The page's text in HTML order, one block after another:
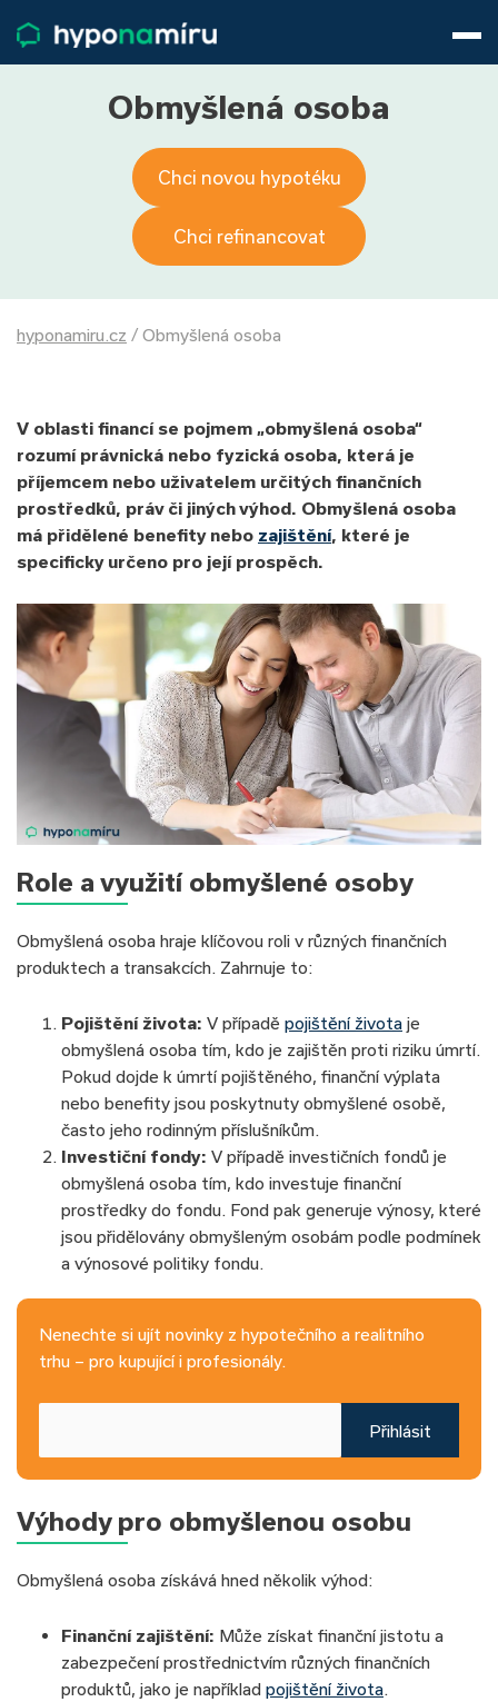
Životní pojištění
Pojištění nemovitosti
O nás
800 688 388
Přihlásit
Obmyšlená osoba
Chci novou hypotéku
Chci refinancovat
hyponamiru.cz / Obmyšlená osoba
V oblasti financí se pojmem „obmyšlená osoba“
rozumí právnická nebo fyzická osoba, která je
příjemcem nebo uživatelem určitých finančních
prostředků, práv či jiných výhod. Obmyšlená osoba
má přidělené benefity nebo zajištění, které je
specificky určeno pro její prospěch.
Role a využití obmyšlené osoby
Obmyšlená osoba hraje klíčovou roli v různých finančních
produktech a transakcích. Zahrnuje to:
Pojištění života: V případě pojištění života je
obmyšlená osoba tím, kdo je zajištěn proti riziku úmrtí.
Pokud dojde k úmrtí pojištěného, finanční výplata
nebo benefity jsou poskytnuty obmyšlené osobě,
často jeho rodinným příslušníkům.
Investiční fondy: V případě investičních fondů je
obmyšlená osoba tím, kdo investuje finanční
prostředky do fondu. Fond pak generuje výnosy, které
jsou přidělovány obmyšleným osobám podle podmínek
a výnosové politiky fondu.
Nenechte si ujít novinky z hypotečního a realitního
trhu – pro kupující i profesionály.
Přihlásit
Výhody pro obmyšlenou osobu
Obmyšlená osoba získává hned několik výhod:
Finanční zajištění: Může získat finanční jistotu a
zabezpečení prostřednictvím různých finančních
produktů, jako je například pojištění života.